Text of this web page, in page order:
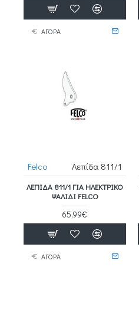
ΑΓΟΡΑ
Felco Λεπίδα 811/1
ΛΕΠΊΔΑ 811/1 ΓΙΑ ΗΛΕΚΤΡΙΚΌ
ΨΑΛΊΔΙ FELCO
65,99€
ΑΓΟΡΑ